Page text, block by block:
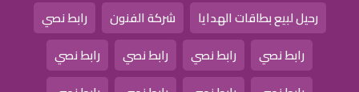
رحيل لبيع بطاقات الهدايا
شركة الفنون
رابط نصي
رابط نصي
رابط نصي رابط نصي
رابط نصي